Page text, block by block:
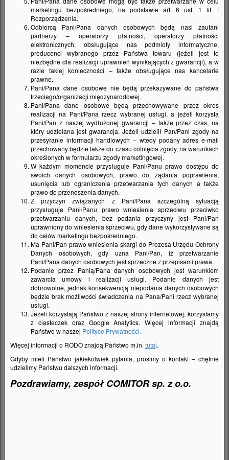
przestrzeganie wyeliminuje te nieprzyjemne dla
użytkownika zjawiska.
WIĘCEJ
Najczęściej spotykane są baterie pokryte błyszczącą
powłoką chromową. Inne popularne wykończenie to
satyna (srebrny mat), stal szczotkowana (stal
podrapana maszynowo metalową szczotką), granit
(imitacja kamienia w różnych kolorach głównie
przewidziana jako element wyposażenia
zlewozmywaków kompozytowych). Daje to
możliwość do indywidualnego komponowania
armatury z charakterem całości wnętrza. Aby nasza
bateria zachowała swoje walory estetyczne przez
długi okres eksploatacji, niezmiernie ważna jest ich
pielęgnacja
WIĘCEJ
marketingu bezpośredniego, na podstawie art. 6 ust. 1 lit. f
Rozporządzenia.
Odbiorcą Pani/Pana danych osobowych będą nasi zaufani
partnerzy – operatorzy płatności, operatorzy płatności
elektronicznych, obsługujące nas podmioty informatyczne,
producenci wybranego przez Państwa towaru (jeżeli jest to
niezbędne dla realizacji uprawnień wynikających z gwarancji), a w
razie takiej konieczności – także obsługujące nas kancelarie
prawne.
Pani/Pana dane osobowe nie będą przekazywane do państwa
trzeciego/organizacji międzynarodowej.
Pani/Pana dane osobowe będą przechowywane przez okres
realizacji na Pani/Pana rzecz wybranej usługi, a jeżeli korzysta
Pani/Pan z naszej wydłużonej gwarancji – także przez czas, na
który udzielana jest gwarancja. Jeżeli udzielił Pan/Pani zgody na
przesyłanie informacji handlowych – wtedy podany adres e-mail
przechowany będzie także do czasu cofnięcia zgody, na warunkach
określonych w formularzu zgody marketingowej.
W każdym momencie przysługuje Pani/Panu prawo dostępu do
swoich danych osobowych, prawo do żądania poprawienia,
usunięcia lub ograniczenia przetwarzania tych danych a także
prawo do przenoszenia danych.
Z przyczyn związanych z Pani/Pana szczególną sytuacją
przysługuje Pani/Panu prawo wniesienia sprzeciwu przeciwko
przetwarzaniu danych, bez podania przyczyny jest Pani/Pan
uprawniony do wniesienia sprzeciwu, gdy dane wykorzystywane są
do celów marketingu bezpośredniego.
Ma Pani/Pan prawo wniesienia skargi do Prezesa Urzędu Ochrony
Danych osobowych, gdy uzna Pani/Pan, iż przetwarzanie
Pani/Pana danych osobowych jest sprzeczne z przepisami prawa.
Podanie przez Panią/Pana danych osobowych jest warunkiem
zawarcia umowy i realizacji usługi. Podanie danych jest
dobrowolne, jednak konsekwencją niepodania danych osobowych
będzie brak możliwości świadczenia na Pana/Pani rzecz wybranej
usługi.
Jeżeli korzystają Państwo z naszej strony internetowej, korzystamy
z ciasteczek oraz Google Analytics. Więcej informacji znajdą
Państwo w naszej Polityce Prywatności.
Więcej informacji o RODO znajdą Państwo m.in. tutaj.
Gdyby mieli Państwo jakiekolwiek pytania, prosimy o kontakt – chętnie
udzielimy Państwu dalszych informacji.
Pozdrawiamy, zespół COMITOR sp. z o.o.